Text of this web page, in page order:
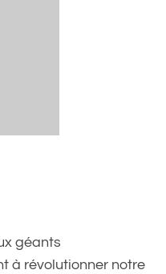
géants
à révolutionner notre